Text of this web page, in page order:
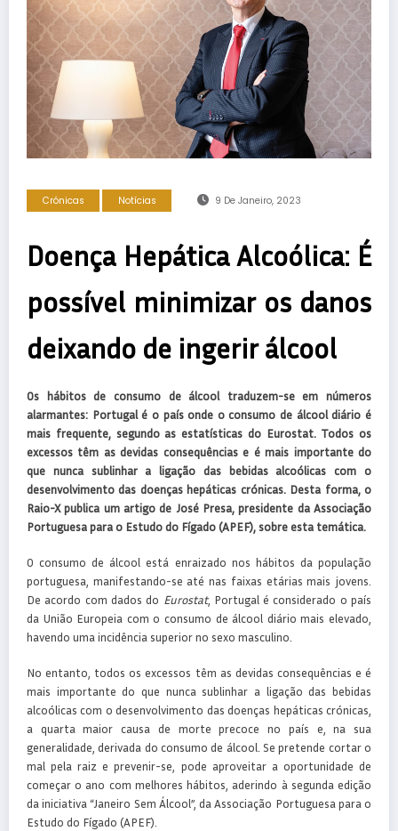
Crónicas Notícias 9 De Janeiro, 2023
Doença Hepática Alcoólica: É
possível minimizar os danos
deixando de ingerir álcool
Os hábitos de consumo de álcool traduzem-se em números
alarmantes: Portugal é o país onde o consumo de álcool diário é
mais frequente, segundo as estatísticas do Eurostat. Todos os
excessos têm as devidas consequências e é mais importante do
que nunca sublinhar a ligação das bebidas alcoólicas com o
desenvolvimento das doenças hepáticas crónicas. Desta forma, o
Raio-X publica um artigo de José Presa, presidente da Associação
Portuguesa para o Estudo do Fígado (APEF), sobre esta temática.
O consumo de álcool está enraizado nos hábitos da população
portuguesa, manifestando-se até nas faixas etárias mais jovens.
De acordo com dados do Eurostat, Portugal é considerado o país
da União Europeia com o consumo de álcool diário mais elevado,
havendo uma incidência superior no sexo masculino.
No entanto, todos os excessos têm as devidas consequências e é
mais importante do que nunca sublinhar a ligação das bebidas
alcoólicas com o desenvolvimento das doenças hepáticas crónicas,
a quarta maior causa de morte precoce no país e, na sua
generalidade, derivada do consumo de álcool. Se pretende cortar o
mal pela raiz e prevenir-se, pode aproveitar a oportunidade de
começar o ano com melhores hábitos, aderindo à segunda edição
da iniciativa “Janeiro Sem Álcool”, da Associação Portuguesa para o
Estudo do Fígado (APEF).